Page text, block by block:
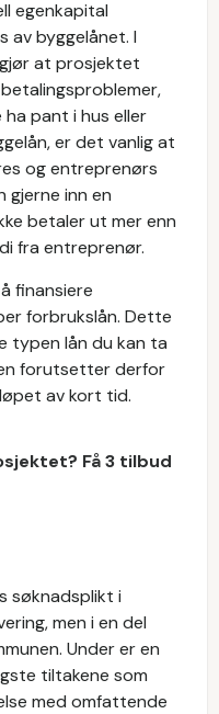
egenkapital
byggelånet. I
at prosjektet
ha pant i hus eller
er det vanlig at
og entreprenørs
gjerne inn en
betaler ut mer enn
fra entreprenør.
finansiere
forbrukslån. Dette
typen lån du kan ta
forutsetter derfor
av kort tid.
Få 3 tilbud
søknadsplikt i
men i en del
Under er en
tiltakene som
med omfattende